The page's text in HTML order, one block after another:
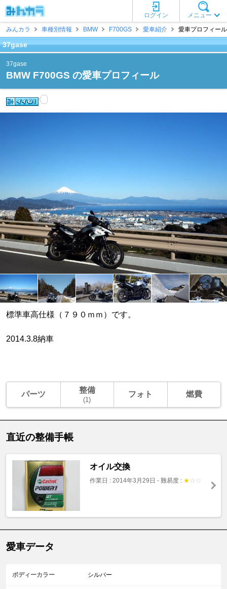
メニュー
ログイン
みんカラ
車種別情報 BMW F700GS 愛車紹介 愛車プロフィー
37gase
37gase
BMW F700GS の愛車プロフィール
標準車高仕様（７９０ｍｍ）です。
2014.3.8納車
パーツ 整備
(1)
フォト 燃費
直近の整備手帳
オイル交換
作業日 : 2014年3月29日 - 難易度 : ★ ☆ ☆
愛車データ
ボディーカラー シルバー